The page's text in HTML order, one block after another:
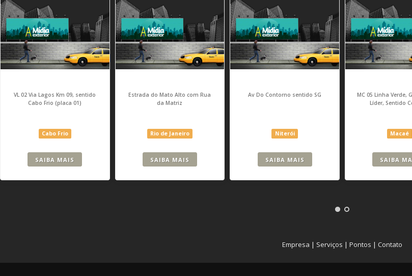
VL 02 Via Lagos Km 09, sentido
Cabo Frio (placa 01)
Cabo Frio
SAIBA MAIS
Estrada do Mato Alto com Rua
da Matriz
Rio de Janeiro
SAIBA MAIS
Av Do Contorno sentido SG
Niterói
SAIBA MAIS
MC 05 Linha Verde,
Líder, Sentido
Macaé
SAIBA
Empresa | Serviços | Pontos | Contato